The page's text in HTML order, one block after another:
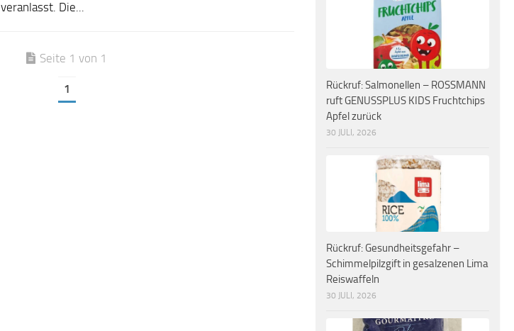
veranlasst. Die...
Seite 1 von 1
1
Rückruf: Salmonellen – ROSSMANN
ruft GENUSSPLUS KIDS Fruchtchips
Apfel zurück
30 JULI, 2026
Rückruf: Gesundheitsgefahr –
Schimmelpilzgift in gesalzenen Lima
Reiswaffeln
30 JULI, 2026